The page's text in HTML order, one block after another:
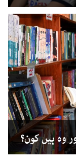
وہ ہیں کون؟